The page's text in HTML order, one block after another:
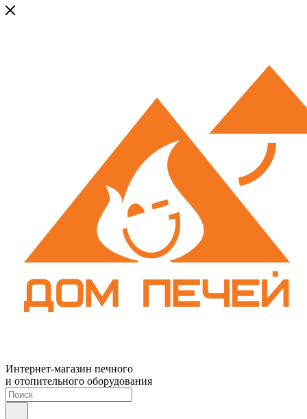
Интернет-магазин печного
и отопительного оборудования